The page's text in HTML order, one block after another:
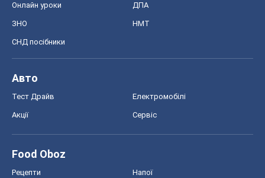
Онлайн уроки ДПА
ЗНО НМТ
СНД посібники
Авто
Тест Драйв Електромобілі
Акції Сервіс
Food Oboz
Рецепти Напої